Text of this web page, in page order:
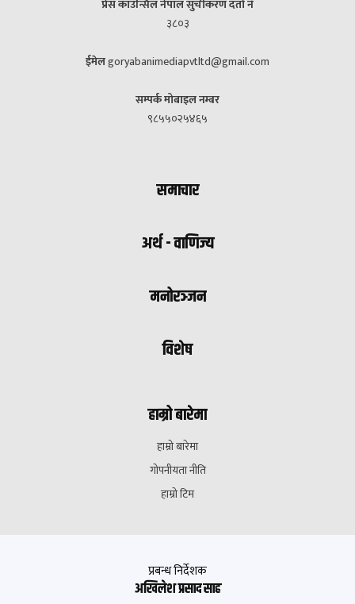
प्रेस काउन्सिल नेपाल सुचीकरण दर्ता नं
३८०३
ईमेलgoryabanimediapvtltd@gmail.com
सम्पर्क मोबाइल नम्बर
९८५५०२५४६५
समाचार
अर्थ - वाणिज्य
मनोरञ्जन
विशेष
हाम्रो बारेमा
हाम्रो बारेमा
गोपनीयता नीति
हाम्रो टिम
प्रबन्ध निर्देशक
अखिलेश प्रसाद साह